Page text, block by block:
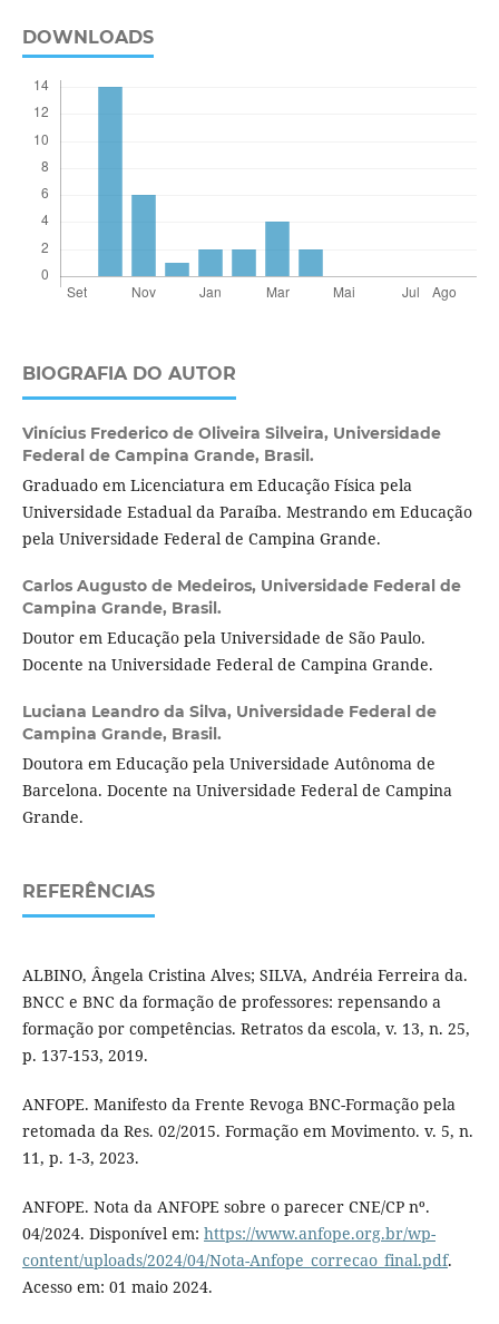
DOWNLOADS
BIOGRAFIA DO AUTOR
Vinícius Frederico de Oliveira Silveira, Universidade
Federal de Campina Grande, Brasil.
Graduado em Licenciatura em Educação Física pela
Universidade Estadual da Paraíba. Mestrando em Educação
pela Universidade Federal de Campina Grande.
Carlos Augusto de Medeiros, Universidade Federal de
Campina Grande, Brasil.
Doutor em Educação pela Universidade de São Paulo.
Docente na Universidade Federal de Campina Grande.
Luciana Leandro da Silva, Universidade Federal de
Campina Grande, Brasil.
Doutora em Educação pela Universidade Autônoma de
Barcelona. Docente na Universidade Federal de Campina
Grande.
REFERÊNCIAS
ALBINO, Ângela Cristina Alves; SILVA, Andréia Ferreira da.
BNCC e BNC da formação de professores: repensando a
formação por competências. Retratos da escola, v. 13, n. 25,
p. 137-153, 2019.
ANFOPE. Manifesto da Frente Revoga BNC-Formação pela
retomada da Res. 02/2015. Formação em Movimento. v. 5, n.
11, p. 1-3, 2023.
ANFOPE. Nota da ANFOPE sobre o parecer CNE/CP nº.
04/2024. Disponível em: https://www.anfope.org.br/wp-
content/uploads/2024/04/Nota-Anfope_correcao_final.pdf.
Acesso em: 01 maio 2024.